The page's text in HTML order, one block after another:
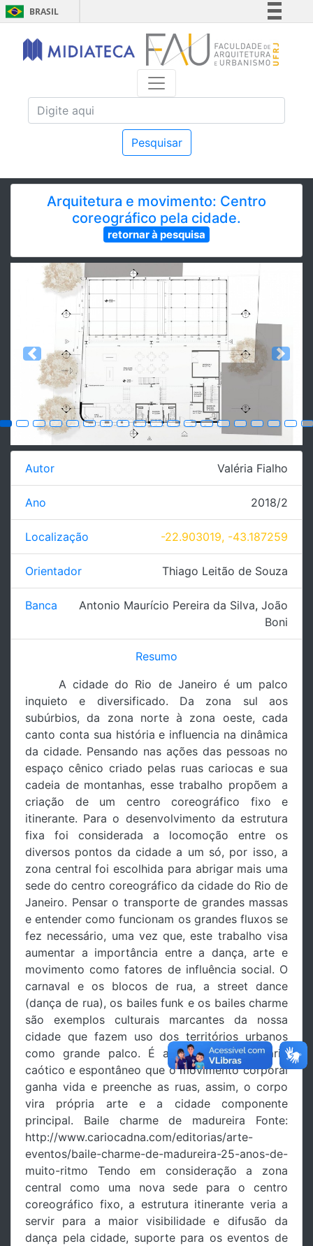
BRASIL
Simplifique!
Comunica BR
Acesso à informação
Pesquisar
Arquitetura e movimento: Centro
coreográfico pela cidade.
retornar à pesquisa
Previous Next
Autor Valéria Fialho
Ano 2018/2
Localização -22.903019, -43.187259
Orientador Thiago Leitão de Souza
Banca Antonio Maurício Pereira da Silva, João
Boni
Resumo
A cidade do Rio de Janeiro é um palco
inquieto e diversificado. Da zona sul aos
subúrbios, da zona norte à zona oeste, cada
canto conta sua história e influencia na dinâmica
da cidade. Pensando nas ações das pessoas no
espaço cênico criado pelas ruas cariocas e sua
cadeia de montanhas, esse trabalho propõem a
criação de um centro coreográfico fixo e
itinerante. Para o desenvolvimento da estrutura
fixa foi considerada a locomoção entre os
diversos pontos da cidade a um só, por isso, a
zona central foi escolhida para abrigar mais uma
sede do centro coreográfico da cidade do Rio de
Janeiro. Pensar o transporte de grandes massas
e entender como funcionam os grandes fluxos se
fez necessário, uma vez que, este trabalho visa
aumentar a importância entre a dança, arte e
movimento como fatores de influência social. O
carnaval e os blocos de rua, a street dance
(dança de rua), os bailes funk e os bailes charme
são exemplos culturais marcantes da nossa
cidade que fazem uso dos territórios urbanos
como grande palco. É através desse cenário
caótico e espontâneo que o movimento corporal
ganha vida e preenche as ruas, assim, o corpo
vira própria arte e a cidade componente
principal. Baile charme de madureira Fonte:
http://www.cariocadna.com/editorias/arte-
eventos/baile-charme-de-madureira-25-anos-de-
muito-ritmo Tendo em consideração a zona
central como uma nova sede para o centro
coreográfico fixo, a estrutura itinerante veria a
servir para a maior visibilidade e difusão da
dança pela cidade, suporte para os eventos de